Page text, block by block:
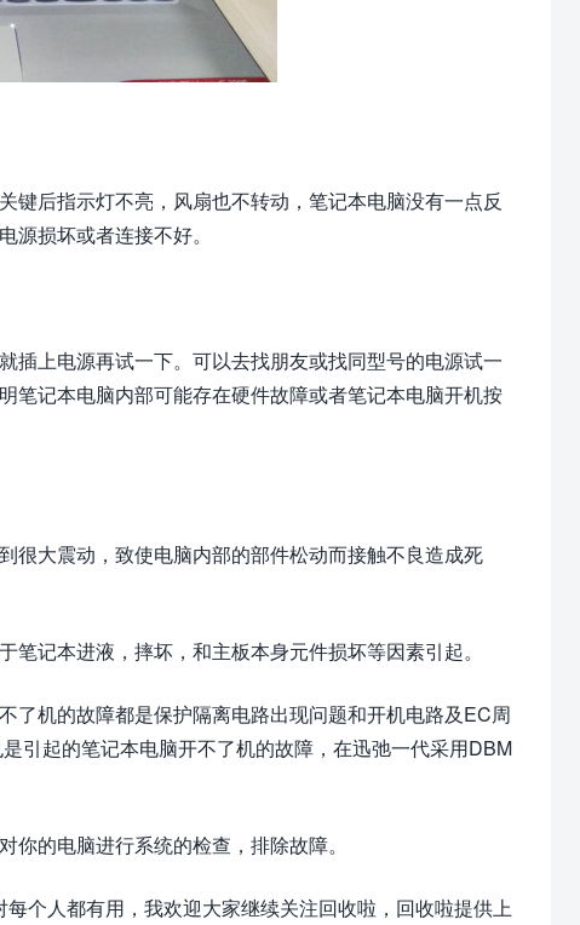
键后指示灯不亮，风扇也不转动，笔记本电脑没有一点反
源损坏或者连接不好。
插上电源再试一下。可以去找朋友或找同型号的电源试一
笔记本电脑内部可能存在硬件故障或者笔记本电脑开机按
很大震动，致使电脑内部的部件松动而接触不良造成死
记本进液，摔坏，和主板本身元件损坏等因素引起。
了机的故障都是保护隔离电路出现问题和开机电路及EC周
引起的笔记本电脑开不了机的故障，在迅弛一代采用DBM
的电脑进行系统的检查，排除故障。
个人都有用，我欢迎大家继续关注回收啦，回收啦提供上